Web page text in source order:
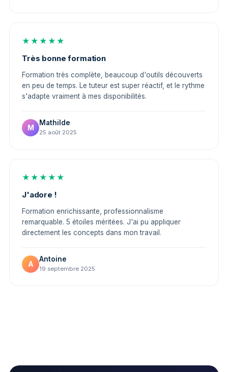
★★★★★
Très bonne formation
Formation très complète, beaucoup d'outils découverts
en peu de temps. Le tuteur est super réactif, et le rythme
s'adapte vraiment à mes disponibilités.
M
Mathilde
25 août 2025
★★★★★
J'adore !
Formation enrichissante, professionnalisme
remarquable. 5 étoiles méritées. J'ai pu appliquer
directement les concepts dans mon travail.
A
Antoine
19 septembre 2025